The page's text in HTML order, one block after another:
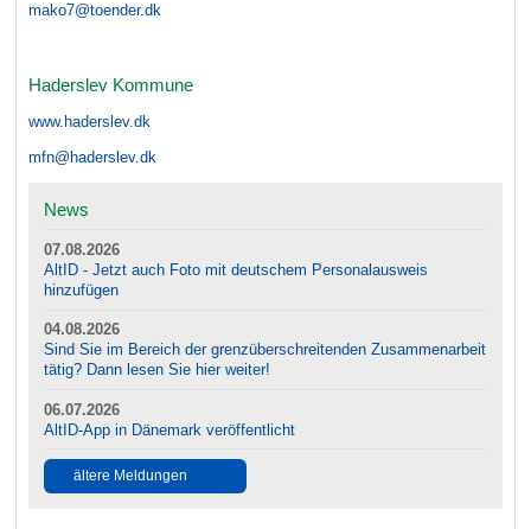
mako7@toender.dk
Haderslev Kommune
www.haderslev.dk
mfn@haderslev.dk
News
07.08.2026
AltID - Jetzt auch Foto mit deutschem Personalausweis
hinzufügen
04.08.2026
Sind Sie im Bereich der grenzüberschreitenden Zusammenarbeit
tätig? Dann lesen Sie hier weiter!
06.07.2026
AltID-App in Dänemark veröffentlicht
ältere Meldungen